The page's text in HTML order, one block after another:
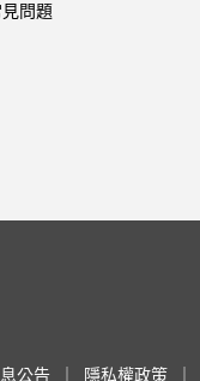
見問題
公告 隱私權政策